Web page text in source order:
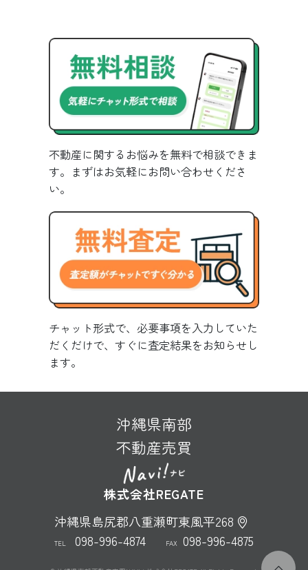
不動産に関するお悩みを無料で相談できま
す。まずはお気軽にお問い合わせくださ
い。
チャット形式で、必要事項を入力していた
だくだけで、すぐに査定結果をお知らせし
ます。
沖縄県南部
不動産売買
株式会社REGATE
沖縄県島尻郡八重瀬町東風平268
TEL 098-996-4874 FAX 098-996-4875